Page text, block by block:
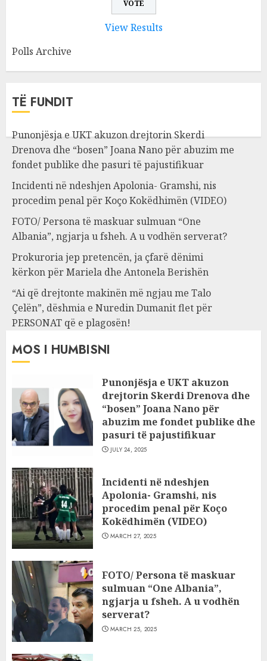
View Results
Polls Archive
TË FUNDIT
Punonjësja e UKT akuzon drejtorin Skerdi
Drenova dhe “bosen” Joana Nano për abuzim me
fondet publike dhe pasuri të pajustifikuar
Incidenti në ndeshjen Apolonia- Gramshi, nis
procedim penal për Koço Kokëdhimën (VIDEO)
FOTO/ Persona të maskuar sulmuan “One
Albania”, ngjarja u fsheh. A u vodhën serverat?
Prokuroria jep pretencën, ja çfarë dënimi
kërkon për Mariela dhe Antonela Berishën
“Ai që drejtonte makinën më ngjau me Talo
Çelën”, dëshmia e Nuredin Dumanit flet për
PERSONAT që e plagosën!
MOS I HUMBISNI
Punonjësja e UKT akuzon
drejtorin Skerdi Drenova dhe
“bosen” Joana Nano për
abuzim me fondet publike dhe
pasuri të pajustifikuar
JULY 24, 2025
Incidenti në ndeshjen
Apolonia- Gramshi, nis
procedim penal për Koço
Kokëdhimën (VIDEO)
MARCH 27, 2025
FOTO/ Persona të maskuar
sulmuan “One Albania”,
ngjarja u fsheh. A u vodhën
serverat?
MARCH 25, 2025